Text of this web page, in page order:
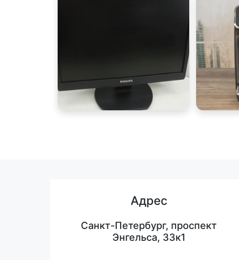
Адрес
Санкт-Петербург, проспект
Энгельса, 33к1